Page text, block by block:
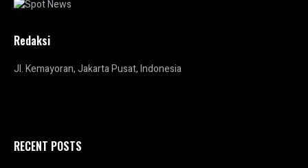
Redaksi
Jl. Kemayoran, Jakarta Pusat, Indonesia
RECENT POSTS